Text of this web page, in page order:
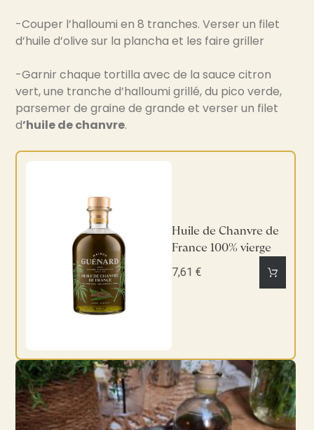
-Couper l’halloumi en 8 tranches. Verser un filet
d’huile d’olive sur la plancha et les faire griller
-Garnir chaque tortilla avec de la sauce citron
vert, une tranche d’halloumi grillé, du pico verde,
parsemer de graine de grande et verser un filet
d’huile de chanvre.
Huile de Chanvre de
France 100% vierge
7,61 €